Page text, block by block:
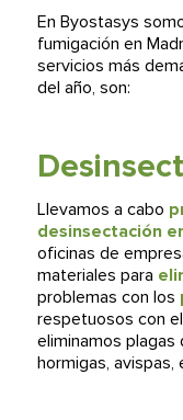
En Byostasys
fumigación en
servicios más
del año, son:
Llevamos a cabo
desinsectación
oficinas de
materiales para
problemas con los
respetuosos con
eliminamos plagas
hormigas, avispas,